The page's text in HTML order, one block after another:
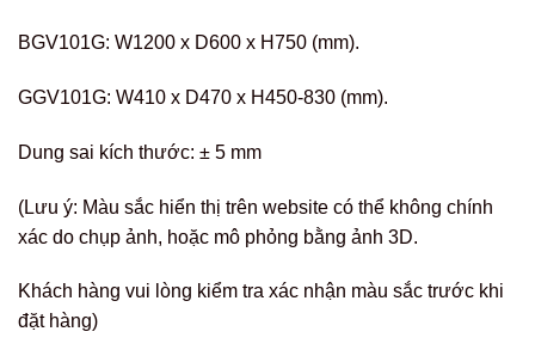
BGV101G: W1200 x D600 x H750 (mm).
GGV101G: W410 x D470 x H450-830 (mm).
Dung sai kích thước: ± 5 mm
(Lưu ý: Màu sắc hiển thị trên website có thể không chính
xác do chụp ảnh, hoặc mô phỏng bằng ảnh 3D.
Khách hàng vui lòng kiểm tra xác nhận màu sắc trước khi
đặt hàng)